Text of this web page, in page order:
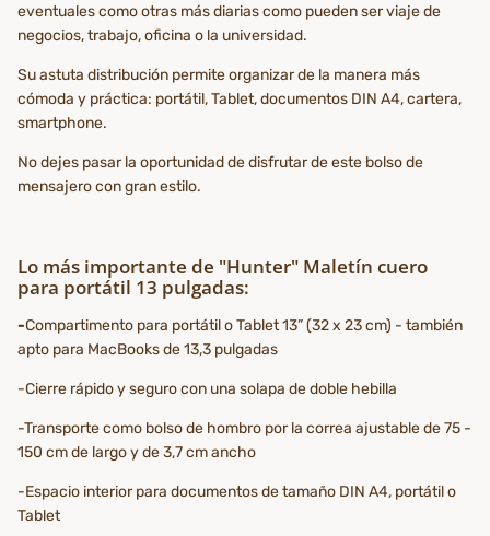
eventuales como otras más diarias como pueden ser viaje de
negocios, trabajo, oficina o la universidad.
Su astuta distribución permite organizar de la manera más
cómoda y práctica: portátil, Tablet, documentos DIN A4, cartera,
smartphone.
No dejes pasar la oportunidad de disfrutar de este bolso de
mensajero con gran estilo.
Lo más importante de "Hunter" Maletín cuero
para portátil 13 pulgadas:
-Compartimento para portátil o Tablet 13” (32 x 23 cm) - también
apto para MacBooks de 13,3 pulgadas
-Cierre rápido y seguro con una solapa de doble hebilla
-Transporte como bolso de hombro por la correa ajustable de 75 -
150 cm de largo y de 3,7 cm ancho
-Espacio interior para documentos de tamaño DIN A4, portátil o
Tablet